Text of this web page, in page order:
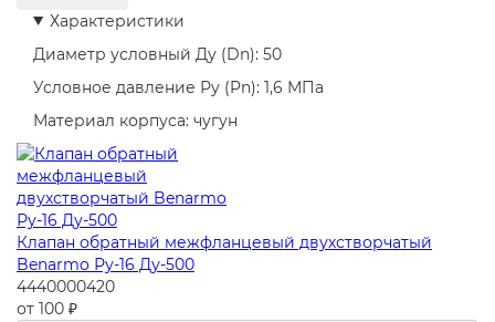
Характеристики
Диаметр условный Ду (Dn): 50
Условное давление Ру (Pn): 1,6 МПа
Материал корпуса: чугун
Клапан обратный межфланцевый двухстворчатый
Benarmo Ру-16 Ду-500
4440000420
от 100 ₽